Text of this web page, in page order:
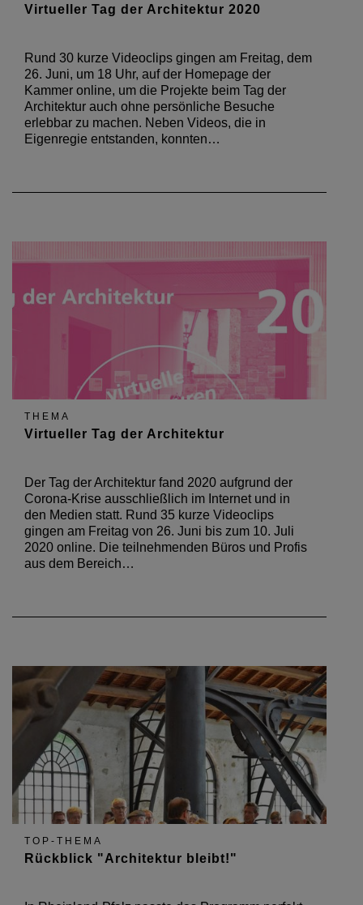
Virtueller Tag der Architektur 2020
Rund 30 kurze Videoclips gingen am Freitag, dem
26. Juni, um 18 Uhr, auf der Homepage der
Kammer online, um die Projekte beim Tag der
Architektur auch ohne persönliche Besuche
erlebbar zu machen. Neben Videos, die in
Eigenregie entstanden, konnten…
THEMA
Virtueller Tag der Architektur
Der Tag der Architektur fand 2020 aufgrund der
Corona-Krise ausschließlich im Internet und in
den Medien statt. Rund 35 kurze Videoclips
gingen am Freitag von 26. Juni bis zum 10. Juli
2020 online. Die teilnehmenden Büros und Profis
aus dem Bereich…
TOP-THEMA
Rückblick "Architektur bleibt!"